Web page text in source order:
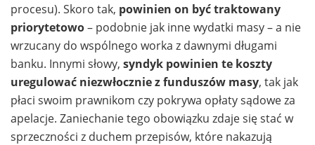
procesu). Skoro tak, powinien on być traktowany
priorytetowo– podobnie jak inne wydatki masy – a nie
wrzucany do wspólnego worka z dawnymi długami
banku. Innymi słowy, syndyk powinien te koszty
uregulować niezwłocznie z funduszów masy, tak jak
płaci swoim prawnikom czy pokrywa opłaty sądowe za
apelacje. Zaniechanie tego obowiązku zdaje się stać w
sprzeczności z duchem przepisów, które nakazują